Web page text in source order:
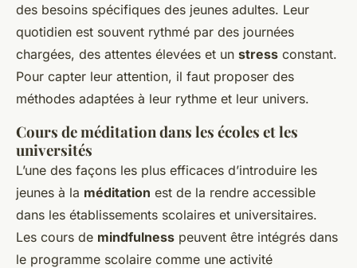
des besoins spécifiques des jeunes adultes. Leur
quotidien est souvent rythmé par des journées
chargées, des attentes élevées et un stress constant.
Pour capter leur attention, il faut proposer des
méthodes adaptées à leur rythme et leur univers.
Cours de méditation dans les écoles et les
universités
L’une des façons les plus efficaces d’introduire les
jeunes à la méditation est de la rendre accessible
dans les établissements scolaires et universitaires.
Les cours de mindfulness peuvent être intégrés dans
le programme scolaire comme une activité